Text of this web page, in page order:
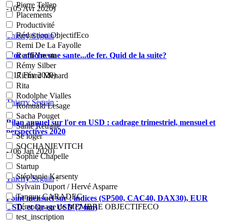
Pierre Tellep
Placements
Productivité
Rédaction ObjectifEco
Remi De La Fayolle
Remi Ynesta
Rémy Silber
Richard Menard
Rita
Rodolphe Vialles
Romuald Lesage
Sacha Pouget
Santé Retraite
Se loger
SOCHANIEVITCH
Sophie Chapelle
Startup
Stéphanie Karsenty
Sylvain Duport / Hervé Asparre
Tanguy CARADEC
Témoignage de MEMBRE OBJECTIFECO
test_inscription
- (05 Avr 2020)
Thierry Seguin:
L'or affiche une sante...de fer. Quid de la suite?
- (17 Fév 2020)
Thierry Seguin :
Bilan annuel sur l'or en USD : cadrage trimestriel, mensuel et
perspectives 2020
- (06 Jan 2020)
Thierry Seguin:
Point mensuel sur : indices (SP500, CAC40, DAX30), EUR
USD, et Or en USD (7 mn)